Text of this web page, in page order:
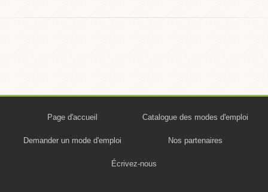
Page d'accueil Catalogue des modes d'emploi
Demander un mode d'emploi Nos partenaires
Écrivez-nous